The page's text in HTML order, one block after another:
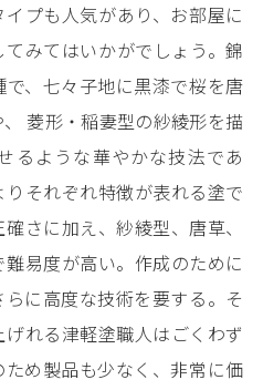
プも人気があり、お部屋に
みてはいかがでしょう。錦
、七々子地に黒漆で桜を唐
菱形・稲妻型の紗綾形を描
るような華やかな技法であ
それぞれ特徴が表れる塗で
さに加え、紗綾型、唐草、
易度が高い。作成のために
に高度な技術を要する。そ
れる津軽塗職人はごくわず
め製品も少なく、非常に価